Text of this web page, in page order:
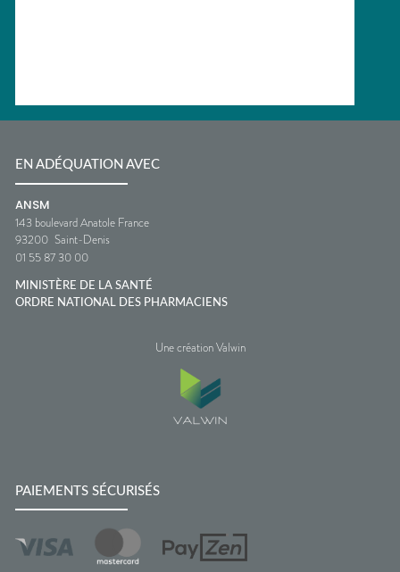
EN ADÉQUATION AVEC
ANSM
143 boulevard Anatole France
93200 Saint-Denis
01 55 87 30 00
MINISTÈRE DE LA SANTÉ
ORDRE NATIONAL DES PHARMACIENS
Une création Valwin
PAIEMENTS SÉCURISÉS